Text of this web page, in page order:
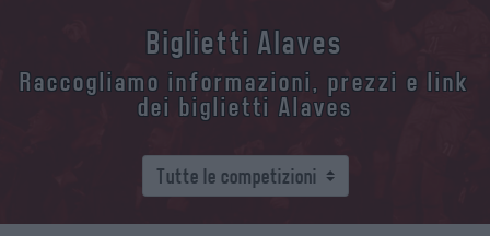
Biglietti Alaves
Raccogliamo informazioni, prezzi e link
dei biglietti Alaves